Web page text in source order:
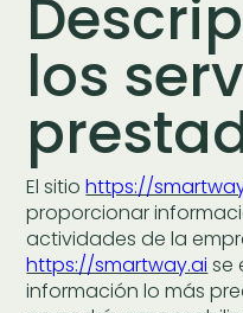
los
El sitiohttps://
proporcionar
actividades de la
https://smartway.ai se
información lo más